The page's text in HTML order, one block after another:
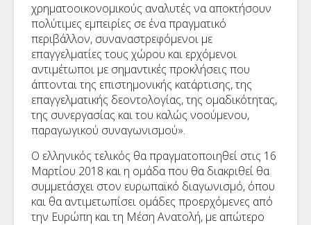
χρηματοοικονομικούς αναλυτές να αποκτήσουν
πολύτιμες εμπειρίες σε ένα πραγματικό
περιβάλλον, συναναστρεφόμενοι με
επαγγελματίες τους χώρου και ερχόμενοι
αντιμέτωποι με σημαντικές προκλήσεις που
άπτονται της επιστημονικής κατάρτισης, της
επαγγελματικής δεοντολογίας, της ομαδικότητας,
της συνεργασίας και του καλώς νοούμενου,
παραγωγικού συναγωνισμού».
Ο ελληνικός τελικός θα πραγματοποιηθεί στις 16
Μαρτίου 2018 και η ομάδα που θα διακριθεί θα
συμμετάσχει στον ευρωπαϊκό διαγωνισμό, όπου
και θα αντιμετωπίσει ομάδες προερχόμενες από
την Ευρώπη και τη Μέση Ανατολή, με απώτερο